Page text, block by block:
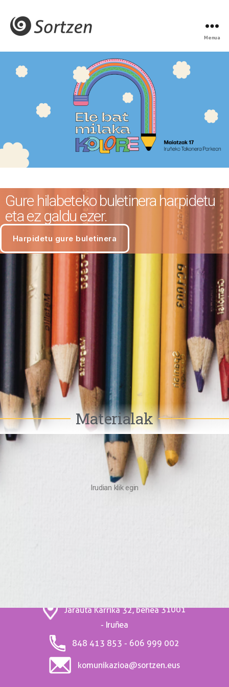
Menua
Gure hilabeteko buletinera harpidetu
eta ez galdu ezer.
Materialak
Irudian klik egin
Jarauta Karrika 32, behea31001
- Iruñea
848 413 853 - 606 999 002
komunikazioa@sortzen.eus